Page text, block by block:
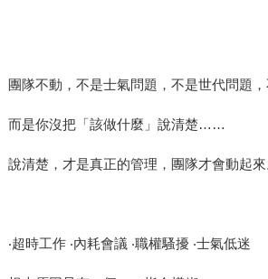
團隊不動，不是士氣問題，不是世代問題，
而是你沒把「該做什麼」說清楚……
說清楚，才是真正的管理，團隊才會動起來
‧超時工作 ‧內耗會議 ‧職權騷擾 ‧士氣低迷